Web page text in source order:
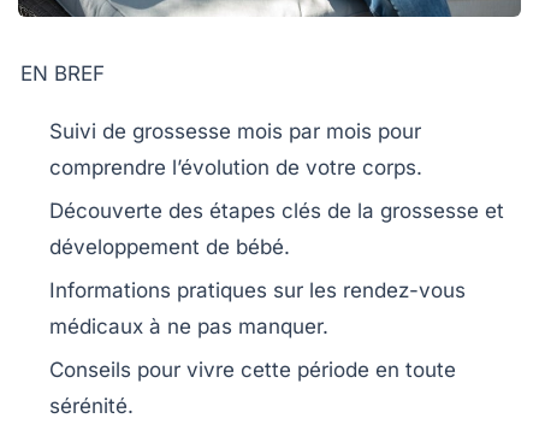
EN BREF
Suivi de grossesse mois par mois pour
comprendre l’évolution de votre corps.
Découverte des étapes clés de la grossesse et
développement de bébé.
Informations pratiques sur les rendez-vous
médicaux à ne pas manquer.
Conseils pour vivre cette période en toute
sérénité.